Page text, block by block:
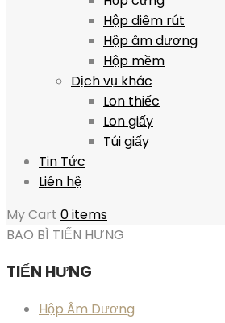
Hộp diêm rút
Hộp âm dương
Hộp mềm
Dịch vụ khác
Lon thiếc
Lon giấy
Túi giấy
Tin Tức
Liên hệ
My Cart 0 items
BAO BÌ TIẾN HƯNG
TIẾN HƯNG
Hộp Âm Dương